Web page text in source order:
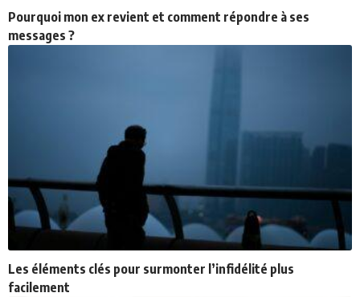
Pourquoi mon ex revient et comment répondre à ses
messages ?
Les éléments clés pour surmonter l’infidélité plus
facilement